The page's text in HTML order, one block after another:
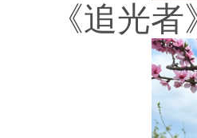
《追光